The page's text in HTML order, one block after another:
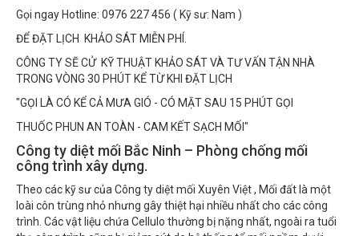
ĐỂ ĐẶT LỊCH KHẢO SÁT MIỄN PHÍ.
CÔNG TY SẼ CỬ KỸ THUẬT KHẢO SÁT VÀ TƯ VẤN TẬN NHÀ
TRONG VÒNG 30 PHÚT KỂ TỪ KHI ĐẶT LỊCH
"GỌI LÀ CÓ KỂ CẢ MƯA GIÓ - CÓ MẶT SAU 15 PHÚT GỌI
THUỐC PHUN AN TOÀN - CAM KẾT SẠCH MỐI"
Công ty diệt mối Bắc Ninh – Phòng chống mối
công trình xây dựng.
loài côn trùng nhỏ nhưng gây thiệt hại nhiều nhất cho các công
trình. Các vật liệu chứa Cellulo thường bị nặng nhất, ngoài ra tuổi
thọ công trình cũng bị giảm sút do hệ thống tổ mối ngầm dưới